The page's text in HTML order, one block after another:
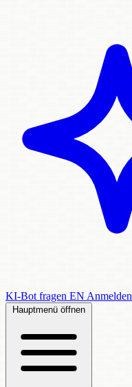
KI-Bot fragen EN Anmelden
Hauptmenü öffnen